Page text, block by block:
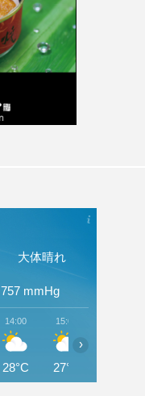
大体晴れ
757 mmHg
14:00
28°C
15:00
27°C
›